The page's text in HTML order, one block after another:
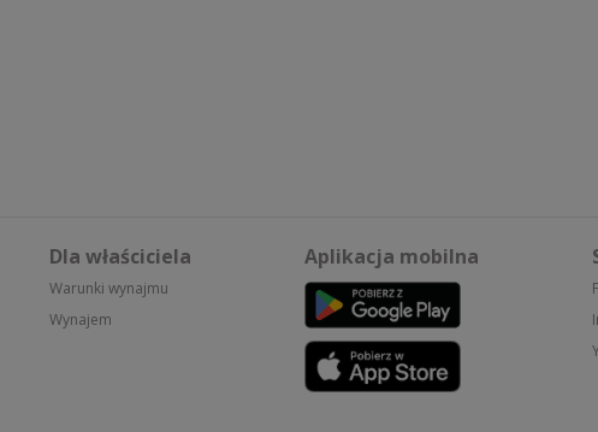
Dla właściciela
Warunki wynajmu
Wynajem
Aplikacja mobilna